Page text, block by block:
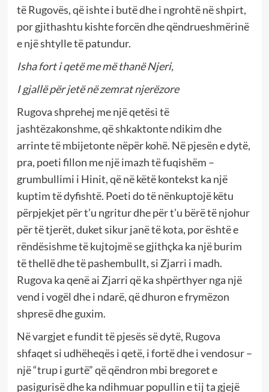
të Rugovës, që ishte i butë dhe i ngrohtë në shpirt,
por gjithashtu kishte forcën dhe qëndrueshmërinë
e një shtylle të patundur.
Isha fort i qetë me më thanë Njeri,
I gjallë për jetë në zemrat njerëzore
Rugova shprehej me një qetësi të
jashtëzakonshme, që shkaktonte ndikim dhe
arrinte të mbijetonte nëpër kohë. Në pjesën e dytë,
pra, poeti fillon me një imazh të fuqishëm –
grumbullimi i Hinit, që në këtë kontekst ka një
kuptim të dyfishtë. Poeti do të nënkuptojë këtu
përpjekjet për t’u ngritur dhe për t’u bërë të njohur
për të tjerët, duket sikur janë të kota, por është e
rëndësishme të kujtojmë se gjithçka ka një burim
të thellë dhe të pashembullt, si Zjarri i madh.
Rugova ka qenë ai Zjarri që ka shpërthyer nga një
vend i vogël dhe i ndarë, që dhuron e frymëzon
shpresë dhe guxim.
Në vargjet e fundit të pjesës së dytë, Rugova
shfaqet si udhëheqës i qetë, i fortë dhe i vendosur –
një “trup i gurtë” që qëndron mbi bregoret e
pasigurisë dhe ka ndihmuar popullin e tij ta gjejë